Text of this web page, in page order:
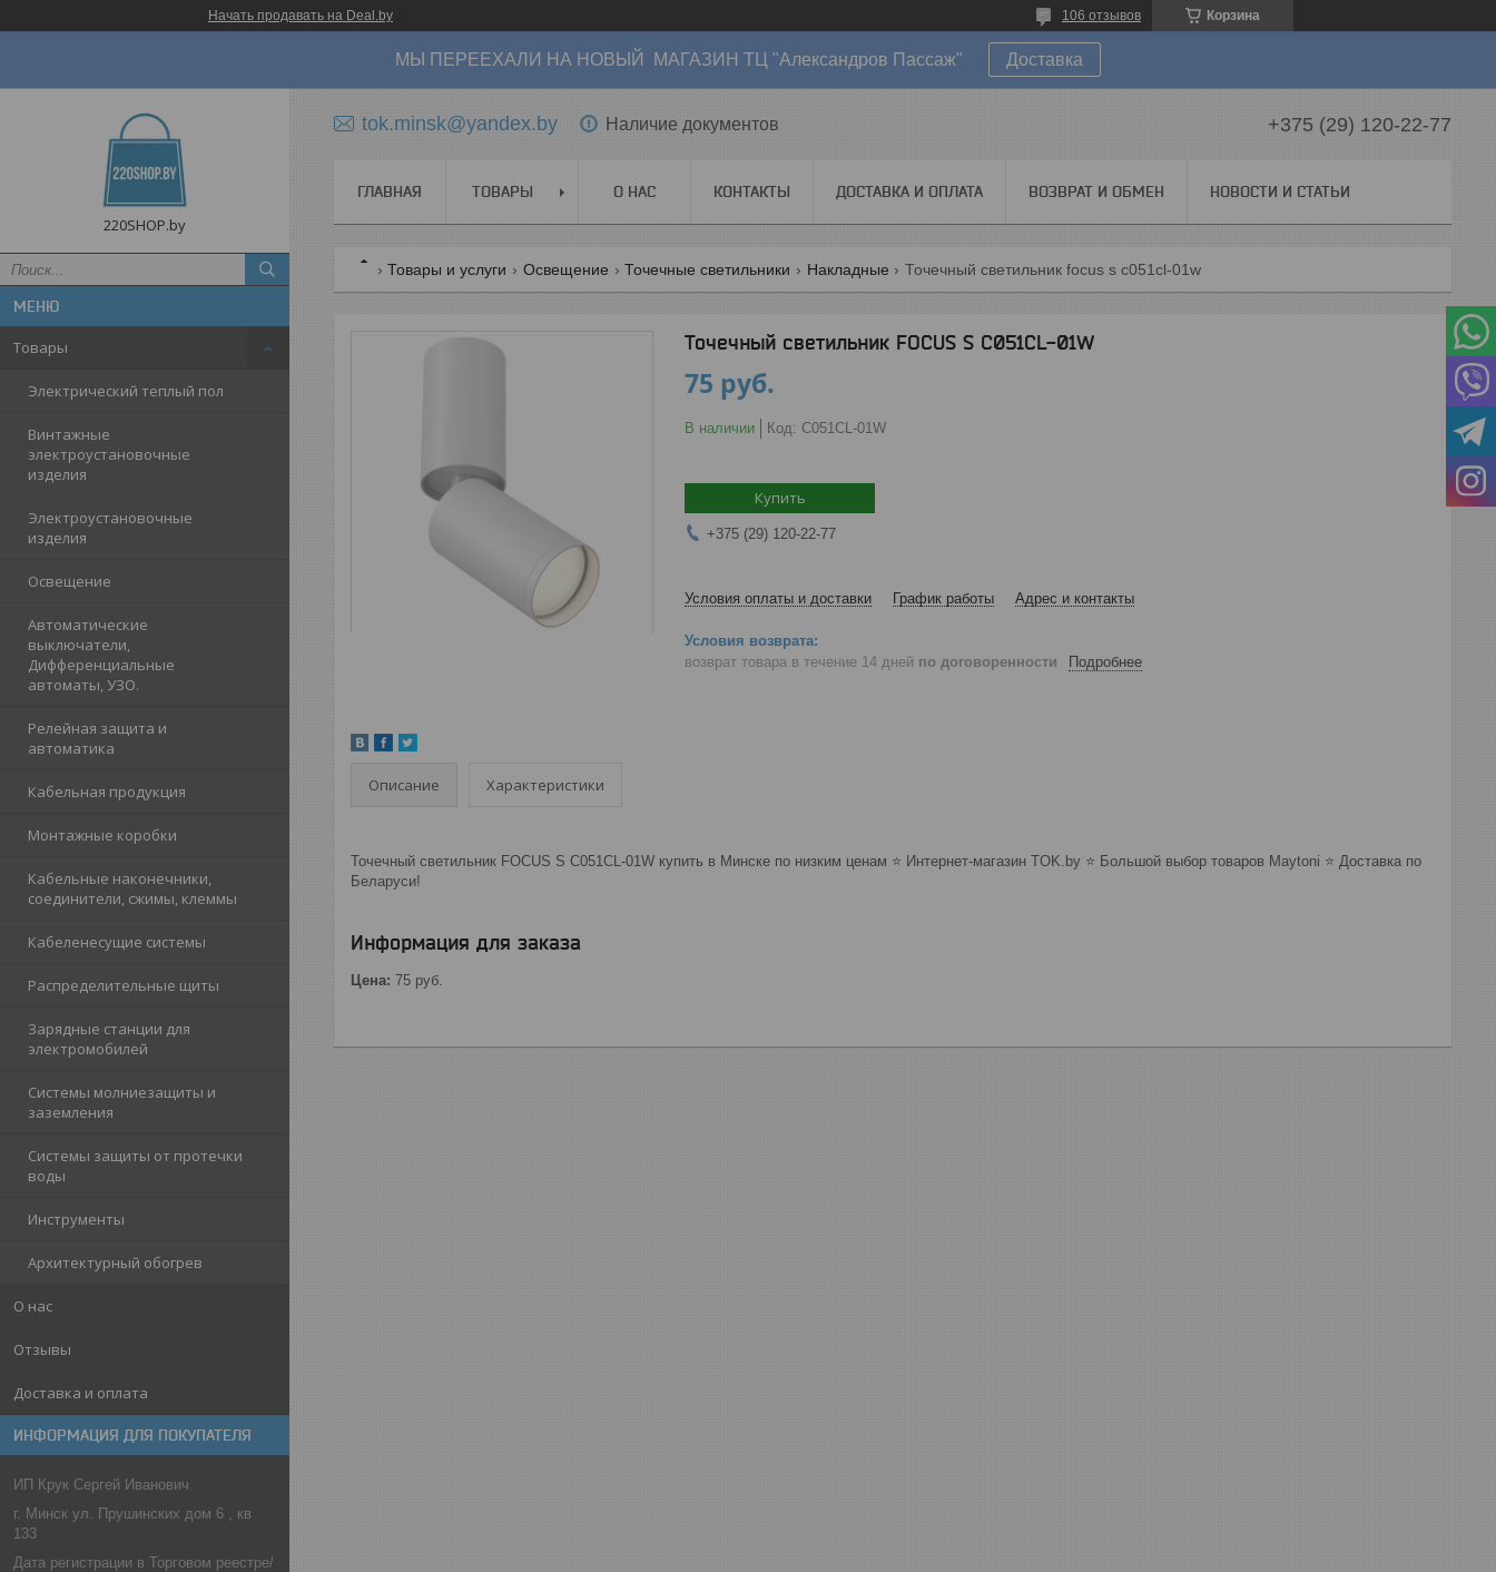
Начать продавать на Deal.by Корзина
106 отзывов
МЫ ПЕРЕЕХАЛИ НА НОВЫЙ МАГАЗИН ТЦ "Александров Пассаж" Доставка
220SHOP.by
Товары
Электрический теплый пол
Винтажные
электроустановочные
изделия
Электроустановочные
изделия
Освещение
Автоматические
выключатели,
Дифференциальные
автоматы, УЗО.
Релейная защита и
автоматика
Кабельная продукция
Монтажные коробки
Кабельные наконечники,
соединители, сжимы, клеммы
Кабеленесущие системы
Распределительные щиты
Зарядные станции для
электромобилей
Системы молниезащиты и
заземления
Системы защиты от протечки
воды
Инструменты
Архитектурный обогрев
О нас
Отзывы
Доставка и оплата
ИНФОРМАЦИЯ ДЛЯ ПОКУПАТЕЛЯ
ИП Крук Сергей Иванович
г. Минск ул. Прушинских дом 6 , кв
133
Дата регистрации в Торговом реестре/
tok.minsk@yandex.by Наличие документов +375 (29) 120-22-77
ГЛАВНАЯ ТОВАРЫ О НАС КОНТАКТЫ ДОСТАВКА И ОПЛАТА ВОЗВРАТ И ОБМЕН НОВОСТИ И СТАТЬИ
Товары и услуги Освещение Точечные светильники Накладные Точечный светильник focus s c051cl-01w
Точечный светильник FOCUS S C051CL-01W
75 руб.
В наличии Код: C051CL-01W
Купить
+375 (29) 120-22-77
Условия оплаты и доставки График работы Адрес и контакты
возврат товара в течение 14 дней по договоренности Подробнее
Описание Характеристики
Точечный светильник FOCUS S C051CL-01W купить в Минске по низким ценам ⭐️ Интернет-магазин TOK.by ⭐️ Большой выбор товаров Maytoni ⭐️ Доставка по
Беларуси!
Информация для заказа
Цена: 75 руб.